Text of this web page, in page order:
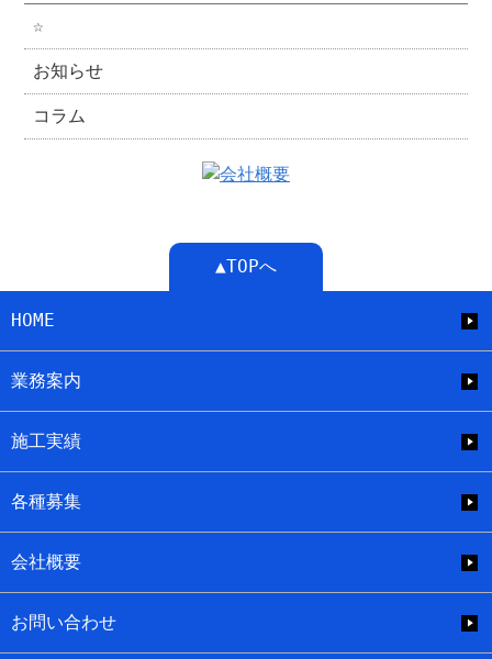
☆
お知らせ
コラム
▲TOPへ
HOME
業務案内
施工実績
各種募集
会社概要
お問い合わせ